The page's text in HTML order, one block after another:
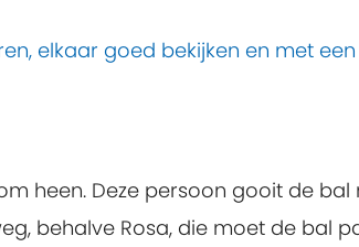
elkaar goed bekijken en met
heen. Deze persoon gooit de
behalve Rosa, die moet de bal